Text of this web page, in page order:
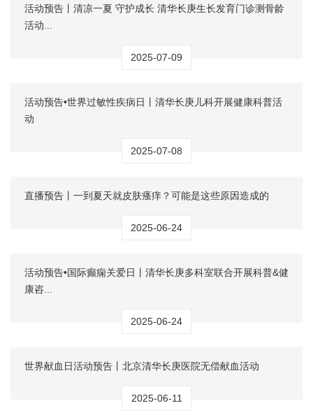
活动预告丨清凉一夏 守护成长 清华长庚生长发育门诊测骨龄
活动...
2025-07-09
活动预告•世界过敏性疾病日丨清华长庚儿科开展健康科普活
动
2025-07-08
直播预告丨一到夏天就皮肤瘙痒？可能是这些原因造成的
2025-06-24
活动预告•国际癫痫关爱日丨清华长庚多科室联合开展科普&健
康咨...
2025-06-24
世界献血日活动预告丨北京清华长庚医院无偿献血活动
2025-06-11